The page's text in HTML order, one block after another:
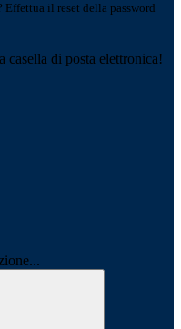
Effettua il reset della password
casella di posta elettronica!